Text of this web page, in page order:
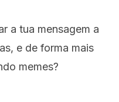
a tua mensagem a
e de forma mais
memes?